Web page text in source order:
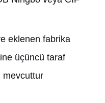
eklenen fabrika
üçüncü taraf
mevcuttur